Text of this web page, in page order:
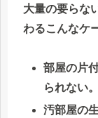
大量の要らな
わるこんなケ
部屋の片
られない。
汚部屋の